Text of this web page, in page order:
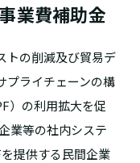
業費補助金
トの削減及び貿易デ
プライチェーンの構
）の利用拡大を促
業等の社内システ
提供する民間企業